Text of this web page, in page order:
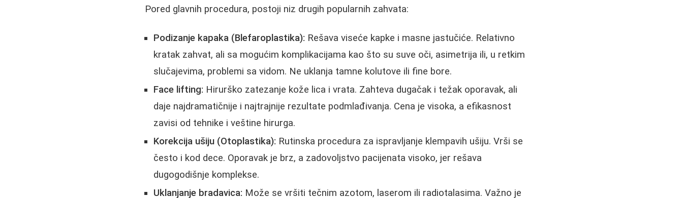
Pored glavnih procedura, postoji niz drugih popularnih zahvata:
Podizanje kapaka (Blefaroplastika): Rešava viseće kapke i masne jastučiće. Relativno
kratak zahvat, ali sa mogućim komplikacijama kao što su suve oči, asimetrija ili, u retkim
slučajevima, problemi sa vidom. Ne uklanja tamne kolutove ili fine bore.
Face lifting: Hirurško zatezanje kože lica i vrata. Zahteva dugačak i težak oporavak, ali
daje najdramatičnije i najtrajnije rezultate podmlađivanja. Cena je visoka, a efikasnost
zavisi od tehnike i veštine hirurga.
Korekcija ušiju (Otoplastika): Rutinska procedura za ispravljanje klempavih ušiju. Vrši se
često i kod dece. Oporavak je brz, a zadovoljstvo pacijenata visoko, jer rešava
dugogodišnje komplekse.
Uklanjanje bradavica: Može se vršiti tečnim azotom, laserom ili radiotalasima. Važno je